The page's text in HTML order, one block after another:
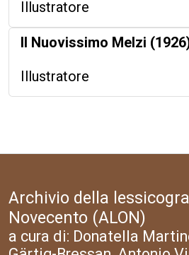
Illustratore
Il Nuovissimo Melzi
Illustratore
Archivio della
Novecento (ALON)
a cura di: Donatella